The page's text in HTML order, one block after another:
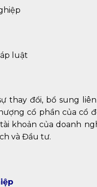
luật
thay đổi, bổ sung
cổ phần của cổ
khoản của doanh
và Đầu tư.